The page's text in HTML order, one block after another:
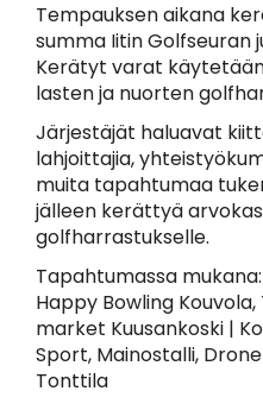
Tempauksen aikana
summa Iitin Golfseuran
Kerätyt varat
lasten ja nuorten
Järjestäjät haluavat
lahjoittajia,
muita tapahtumaa
jälleen kerättyä
golfharrastukselle.
Tapahtumassa
Happy Bowling Kouvola,
market Kuusankoski |
Sport, Mainostalli,
Tonttila